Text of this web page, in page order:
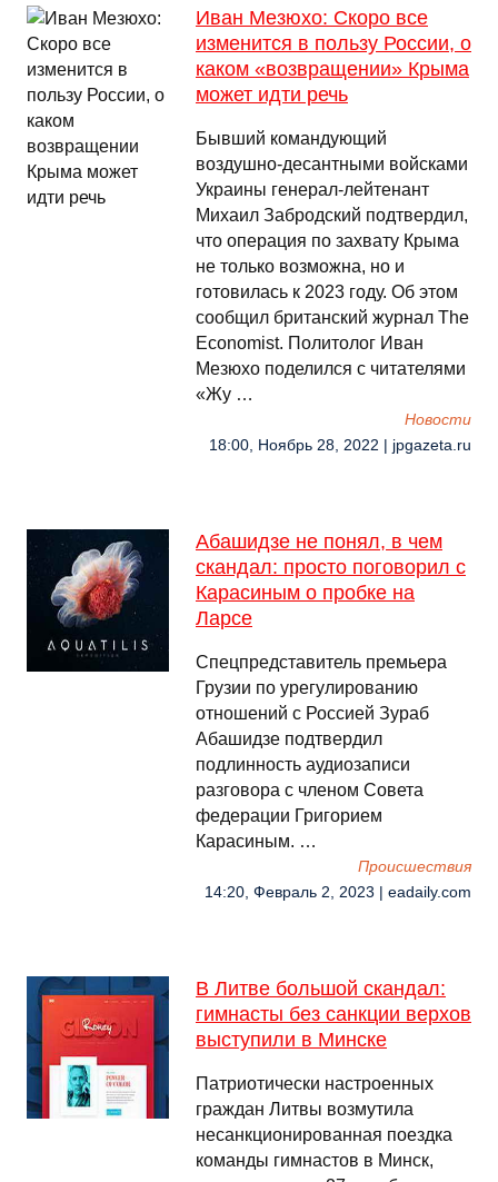
Иван Мезюхо: Скоро все
изменится в пользу России, о
каком «возвращении» Крыма
может идти речь
Бывший командующий
воздушно-десантными войсками
Украины генерал-лейтенант
Михаил Забродский подтвердил,
что операция по захвату Крыма
не только возможна, но и
готовилась к 2023 году. Об этом
сообщил британский журнал The
Economist. Политолог Иван
Мезюхо поделился с читателями
«Жу …
Новости
18:00, Ноябрь 28, 2022 | jpgazeta.ru
Абашидзе не понял, в чем
скандал: просто поговорил с
Карасиным о пробке на
Ларсе
Спецпредставитель премьера
Грузии по урегулированию
отношений с Россией Зураб
Абашидзе подтвердил
подлинность аудиозаписи
разговора с членом Совета
федерации Григорием
Карасиным. …
Происшествия
14:20, Февраль 2, 2023 | eadaily.com
В Литве большой скандал:
гимнасты без санкции верхов
выступили в Минске
Патриотически настроенных
граждан Литвы возмутила
несанкционированная поездка
команды гимнастов в Минск,